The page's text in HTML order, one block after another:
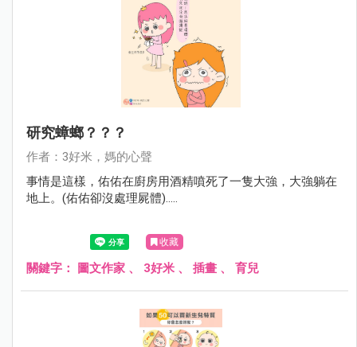
研究蟑螂？？？
作者：3好米，媽的心聲
事情是這樣，佑佑在廚房用酒精噴死了一隻大強，大強躺在
地上。(佑佑卻沒處理屍體).....
收藏
關鍵字： 圖文作家 、 3好米 、 插畫 、 育兒